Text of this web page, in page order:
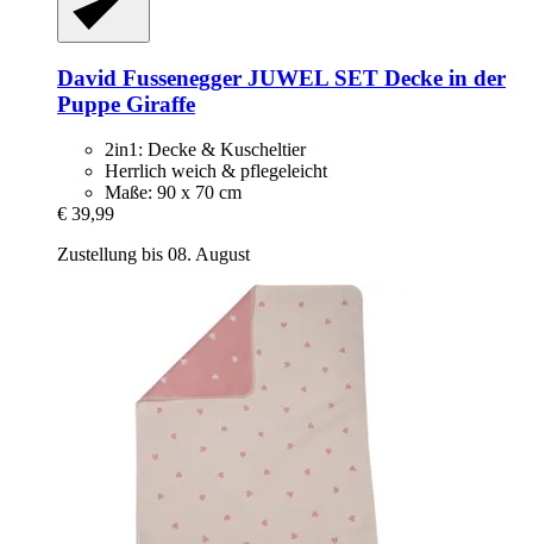
David Fussenegger JUWEL SET Decke in der
Puppe Giraffe
2in1: Decke & Kuscheltier
Herrlich weich & pflegeleicht
Maße: 90 x 70 cm
€ 39,99
Zustellung bis 08. August